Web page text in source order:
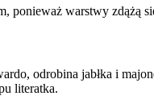
ponieważ warstwy zdążą
odrobina jabłka i
literatka.